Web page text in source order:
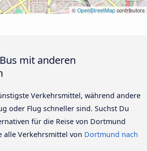
© OpenStreetMapcontributors
mit anderen
Verkehrsmittel, während andere
oder Flug schneller sind. Suchst Du
für die Reise von Dortmund
alle Verkehrsmittel von Dortmund nach